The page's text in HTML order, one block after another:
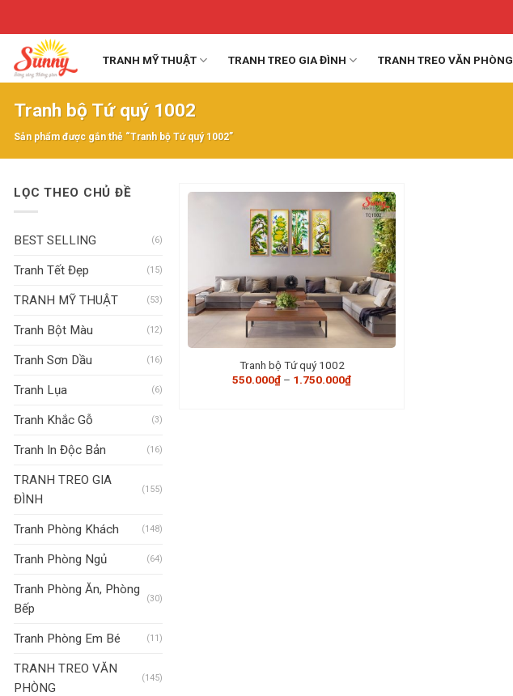
content
TRANH MỸ THUẬT TRANH TREO GIA ĐÌNH TRANH TREO VĂN PHÒNG
Tranh bộ Tứ quý 1002
Sản phẩm được gắn thẻ “Tranh bộ Tứ quý 1002”
LỌC THEO CHỦ ĐỀ
BEST SELLING (6)
Tranh Tết Đẹp (15)
TRANH MỸ THUẬT (53)
Tranh Bột Màu (12)
Tranh Sơn Dầu (16)
Tranh Lụa (6)
Tranh Khắc Gỗ (3)
Tranh In Độc Bản (16)
TRANH TREO GIA
ĐÌNH
(155)
Tranh Phòng Khách (148)
Tranh Phòng Ngủ (64)
Tranh Phòng Ăn, Phòng
Bếp
(30)
Tranh Phòng Em Bé (11)
TRANH TREO VĂN
PHÒNG
(145)
Tranh bộ Tứ quý 1002
550.000₫ – 1.750.000₫Khoảng